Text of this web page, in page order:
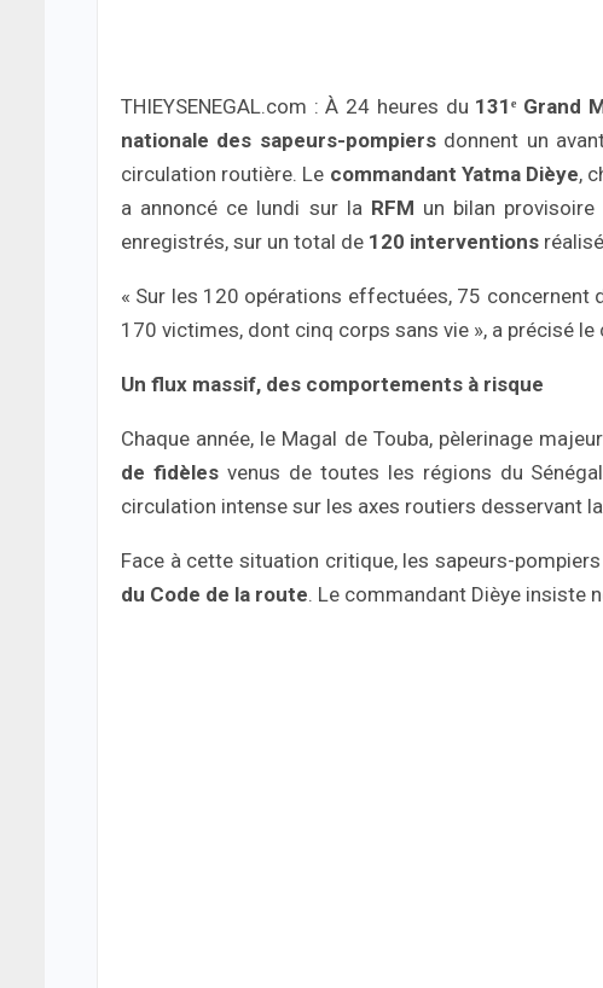
THIEYSENEGAL.com : À 24 heures du 131ᵉ Grand
nationale des sapeurs-pompiersdonnent un
circulation routière. Le commandant Yatma Dièye,
a annoncé ce lundi sur la RFM un bilan provisoire
enregistrés, sur un total de 120 interventions
« Sur les 120 opérations effectuées, 75
170 victimes, dont cinq corps sans vie », a précisé le
Un flux massif, des comportements à risque
Chaque année, le Magal de Touba, pèlerinage
de fidèlesvenus de toutes les régions du
circulation intense sur les axes routiers desservant
Face à cette situation critique, les sapeurs-
du Code de la route. Le commandant Dièye insiste